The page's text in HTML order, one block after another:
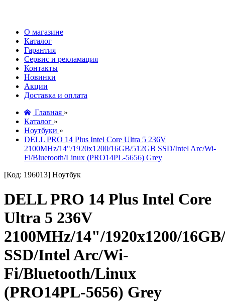
О магазине
Каталог
Гарантия
Сервис и рекламация
Контакты
Новинки
Акции
Доставка и оплата
Главная »
Каталог »
Ноутбуки »
DELL PRO 14 Plus Intel Core Ultra 5 236V
2100MHz/14"/1920x1200/16GB/512GB SSD/Intel Arc/Wi-
Fi/Bluetooth/Linux (PRO14PL-5656) Grey
[Код: 196013] Ноутбук
DELL PRO 14 Plus Intel Core
Ultra 5 236V
2100MHz/14"/1920x1200/
SSD/Intel Arc/Wi-
Fi/Bluetooth/Linux
(PRO14PL-5656) Grey